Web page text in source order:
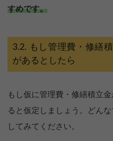
すめです。
もし管理費・修繕
があるとしたら
もし仮に管理費・修繕積立
ると仮定しましょう。どん
してみてください。